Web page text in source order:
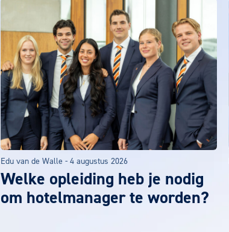
Edu van de Walle - 4 augustus 2026
Welke opleiding heb je nodig
om hotelmanager te worden?